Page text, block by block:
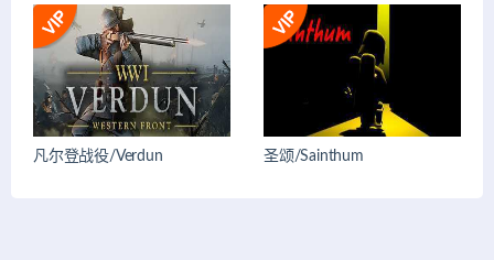
凡尔登战役/Verdun 圣颂/Sainthum